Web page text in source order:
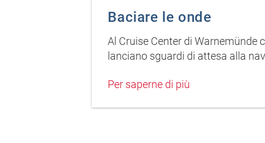
Baciare le onde
Al Cruise Center di Warnemünde
lanciano sguardi di attesa alla
Per saperne di più